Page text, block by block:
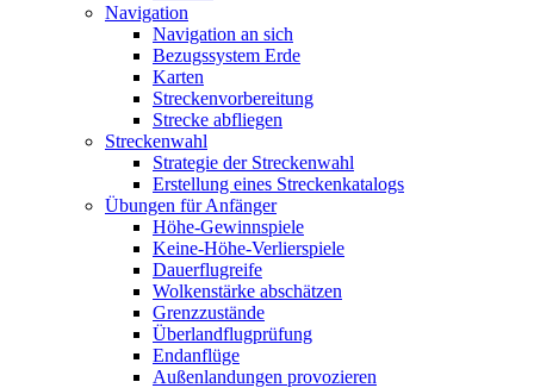
Navigation
Navigation an sich
Bezugssystem Erde
Karten
Streckenvorbereitung
Strecke abfliegen
Streckenwahl
Strategie der Streckenwahl
Erstellung eines Streckenkatalogs
Übungen für Anfänger
Höhe-Gewinnspiele
Keine-Höhe-Verlierspiele
Dauerflugreife
Wolkenstärke abschätzen
Grenzzustände
Überlandflugprüfung
Endanflüge
Außenlandungen provozieren